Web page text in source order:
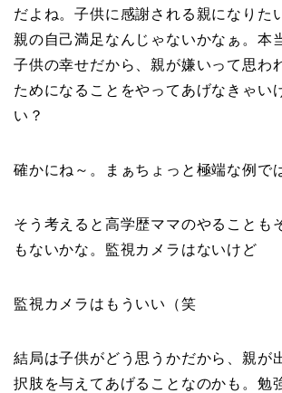
だよね。子供に感謝される親になりた
親の自己満足なんじゃないかなぁ。本
子供の幸せだから、親が嫌いって思わ
ためになることをやってあげなきゃい
い？
確かにね～。まぁちょっと極端な例で
そう考えると高学歴ママのやることも
もないかな。監視カメラはないけど
監視カメラはもういい（笑
結局は子供がどう思うかだから、親が
択肢を与えてあげることなのかも。勉